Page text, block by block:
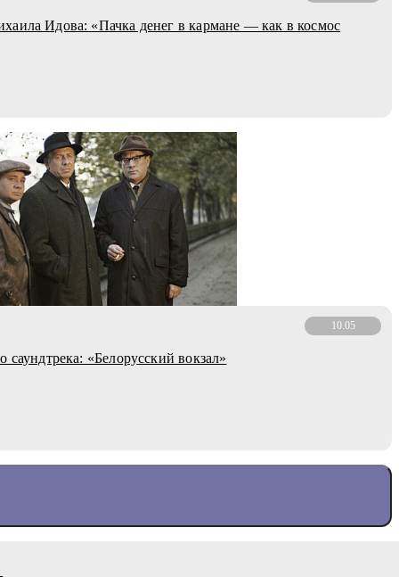
Идова: «Пачка денег в кармане — как в космос
10.05
саундтрека: «Белорусский вокзал»